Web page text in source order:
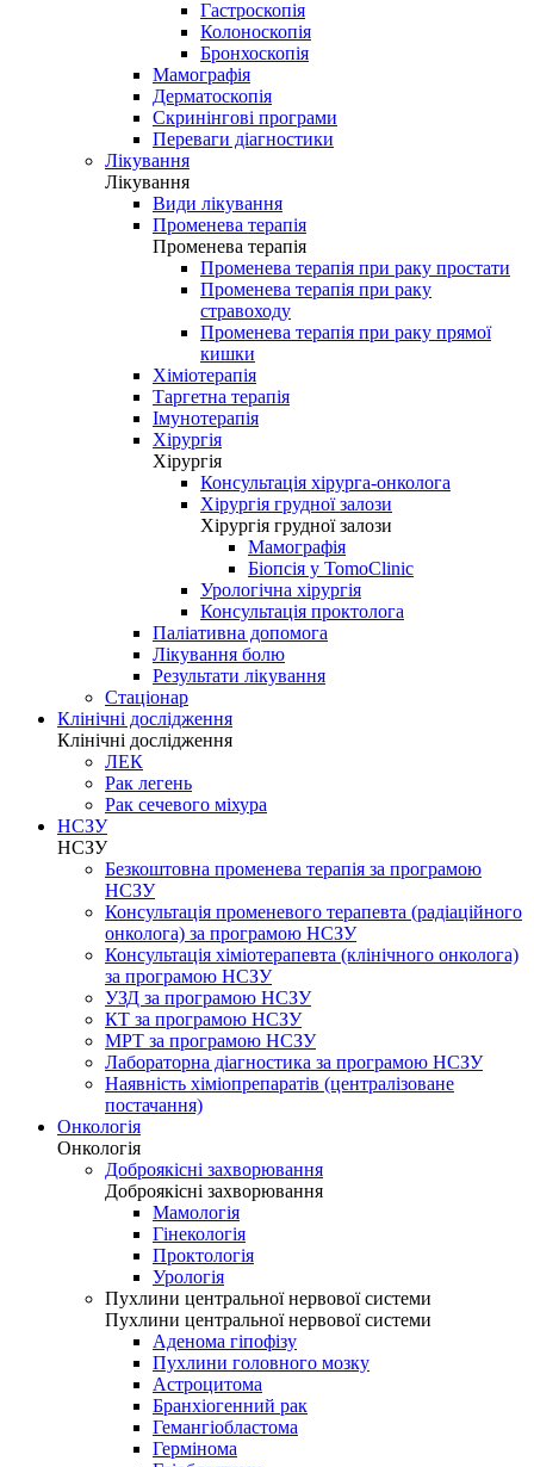
Гастроскопія
Колоноскопія
Бронхоскопія
Мамографія
Дерматоскопія
Скринінгові програми
Переваги діагностики
Лікування
Лікування
Види лікування
Променева терапія
Променева терапія
Променева терапія при раку простати
Променева терапія при раку
стравоходу
Променева терапія при раку прямої
кишки
Хіміотерапія
Таргетна терапія
Імунотерапія
Хірургія
Хірургія
Консультація хірурга-онколога
Хірургія грудної залози
Хірургія грудної залози
Мамографія
Біопсія у TomoClinic
Урологічна хірургія
Консультація проктолога
Паліативна допомога
Лікування болю
Результати лікування
Стаціонар
Клінічні дослідження
Клінічні дослідження
ЛЕК
Рак легень
Рак сечевого міхура
НСЗУ
НСЗУ
Безкоштовна променева терапія за програмою
НСЗУ
Консультація променевого терапевта (радіаційного
онколога) за програмою НСЗУ
Консультація хіміотерапевта (клінічного онколога)
за програмою НСЗУ
УЗД за програмою НСЗУ
КТ за програмою НСЗУ
МРТ за програмою НСЗУ
Лабораторна діагностика за програмою НСЗУ
Наявність хіміопрепаратів (централізоване
постачання)
Онкологія
Онкологія
Доброякісні захворювання
Доброякісні захворювання
Мамологія
Гінекологія
Проктологія
Урологія
Пухлини центральної нервової системи
Пухлини центральної нервової системи
Аденома гіпофізу
Пухлини головного мозку
Астроцитома
Бранхіогенний рак
Гемангіобластома
Гермінома